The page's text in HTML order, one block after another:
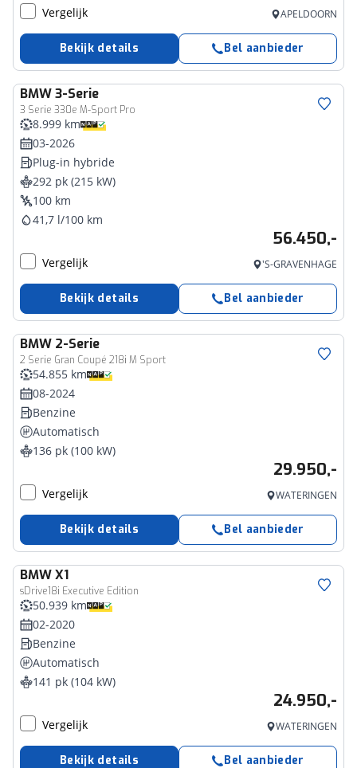
Vergelijk APELDOORN
Bekijk details Bel aanbieder
BMW3-Serie
3 Serie 330e M-Sport Pro
8.999 km
03-2026
Plug-in hybride
292 pk (215 kW)
100 km
41,7 l/100 km
56.450,-
Vergelijk 'S-GRAVENHAGE
Bekijk details Bel aanbieder
BMW 2-Serie
2 Serie Gran Coupé 218i M Sport
54.855 km
08-2024
Benzine
Automatisch
136 pk (100 kW)
29.950,-
Vergelijk WATERINGEN
Bekijk details Bel aanbieder
BMWX1
sDrive18i Executive Edition
50.939 km
02-2020
Benzine
Automatisch
141 pk (104 kW)
24.950,-
Vergelijk WATERINGEN
Bekijk details Bel aanbieder